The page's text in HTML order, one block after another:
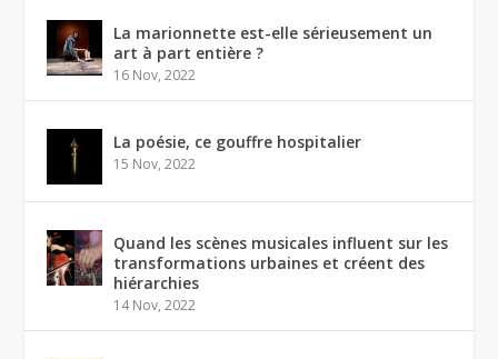
La marionnette est-elle sérieusement un
art à part entière ?
16 Nov, 2022
La poésie, ce gouffre hospitalier
15 Nov, 2022
Quand les scènes musicales influent sur les
transformations urbaines et créent des
hiérarchies
14 Nov, 2022